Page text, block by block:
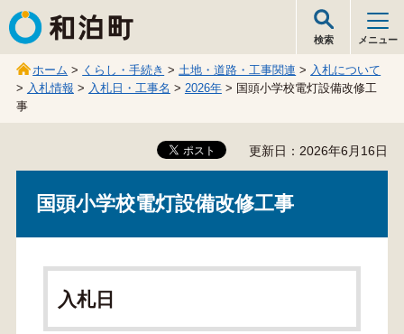
和泊町
検索 メニュー
ホーム > くらし・手続き >土地・道路・工事関連 > 入札について
> 入札情報 > 入札日・工事名 > 2026年> 国頭小学校電灯設備改修工
事
更新日：2026年6月16日
国頭小学校電灯設備改修工事
入札日